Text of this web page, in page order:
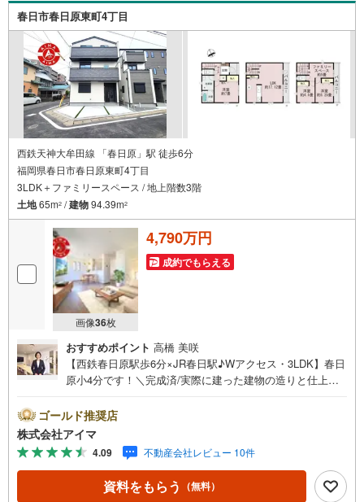
きます。お子様連れでもどうぞ。現地でご覧いただきたい
点や、周辺の様子についてもその場でご説明いたします
春日市春日原東町4丁目
西鉄天神大牟田線 「春日原」駅 徒歩6分
福岡県春日市春日原東町4丁目
3LDK＋ファミリースペース / 地上階数3階
土地65m2 /建物94.39m2
画像36枚
4,790万円
成約でもらえる
おすすめポイント 高橋 美咲
【西鉄春日原駅歩6分×JR春日駅♪Wアクセス・3LDK】春日
原小4分です！＼完成済/実際に建った建物の造りと仕上が
りは3LDK・LDK15帖以上。土地約20坪・延床約29坪と、暮
らしの広さを数字でご確認いただけます。■省エネ性能光熱
費と快適さに配慮した仕様です。熱を伝えにくい複層ガラ
ス。24時間換気で空気を循環。高効率給湯器エコジョー
ズ。■アイマのサポートアイマは福岡の新築一戸建て・マン
ションの専門店です大手ネット銀行はじめ多数の金融機関
ゴールド推奨店
株式会社アイマ
4.09 不動産会社レビュー 10件
資料をもらう （無料）